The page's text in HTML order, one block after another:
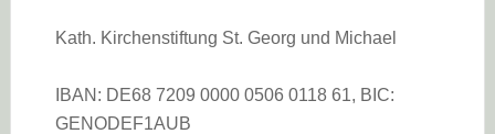
Kath. Kirchenstiftung St. Georg und Michael
IBAN: DE68 7209 0000 0506 0118 61, BIC:
GENODEF1AUB